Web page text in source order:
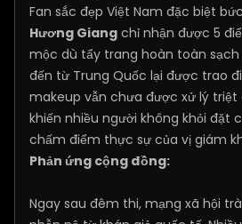
Fan sắc đẹp Việt Nam đặc biệt
Hương Giang chỉ nhận được 5
mộc dù tẩy trang hoàn toàn sạch
đến từ Trung Quốc lại được trao
makeup vẫn chưa được xử lý triệt
khiến nhiều người không khỏi đặt
chấm điểm thực sự của vị giám
Phản ứng cộng đồng:
Ngay sau đêm thi, mạng xã hội